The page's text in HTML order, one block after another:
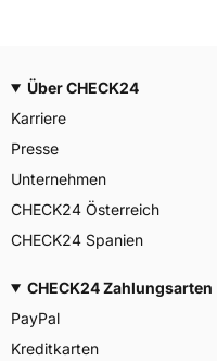
Über CHECK24
Karriere
Presse
Unternehmen
CHECK24 Österreich
CHECK24 Spanien
CHECK24 Zahlungsarten
PayPal
Kreditkarten